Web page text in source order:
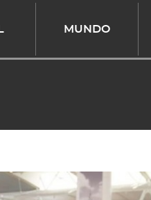
MUNDO